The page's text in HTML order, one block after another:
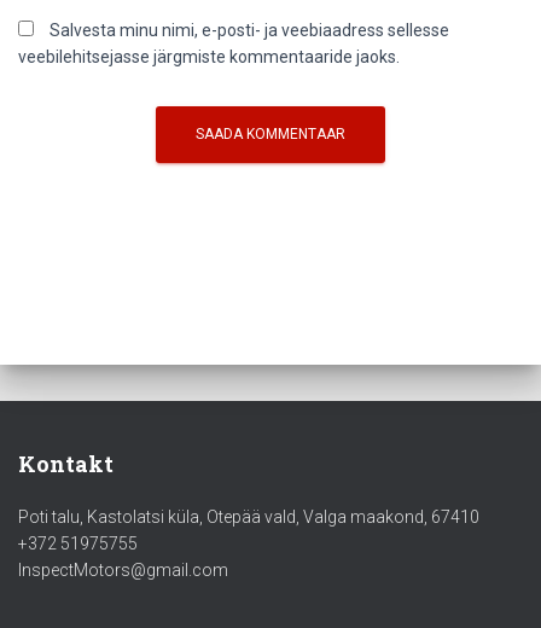
Salvesta minu nimi, e-posti- ja veebiaadress sellesse
veebilehitsejasse järgmiste kommentaaride jaoks.
Kontakt
Poti talu, Kastolatsi küla, Otepää vald, Valga maakond, 67410
+372 51975755
InspectMotors@gmail.com